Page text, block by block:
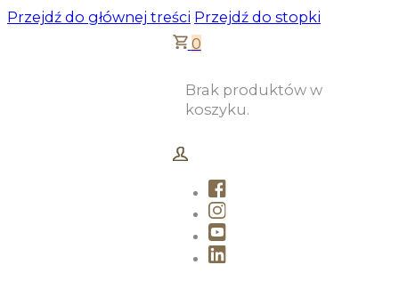
Przejdź do głównej treści Przejdź do stopki
0
Brak produktów w
koszyku.